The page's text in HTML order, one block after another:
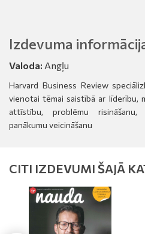
Izdevuma
Valoda: Angļu
Harvard Business Review
vienotai tēmai saistībā ar līderību,
attīstību, problēmu
panākumu veicināšanu
CITI IZDEVUMI ŠAJĀ